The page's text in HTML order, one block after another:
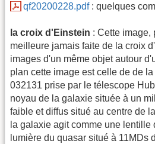
qf20200228.pdf: quelques
la croix d'Einstein : Cette image,
meilleure jamais faite de la croix
images d'un même objet autour
plan cette image est celle de de
032131 prise par le télescope
noyau de la galaxie située à un
faible et diffus situé au centre de
la galaxie agit comme une
lumière du quasar situé à 11MDs